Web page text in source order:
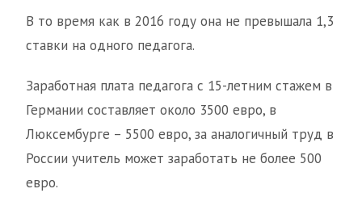
В то время как в 2016 году она не превышала 1,3
ставки на одного педагога.
Заработная плата педагога с 15-летним стажем в
Германии составляет около 3500 евро, в
Люксембурге – 5500 евро, за аналогичный труд в
России учитель может заработать не более 500
евро.